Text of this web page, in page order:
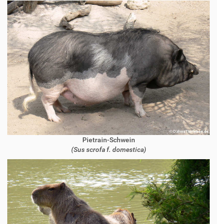
Pietrain-Schwein
(Sus scrofa f. domestica)